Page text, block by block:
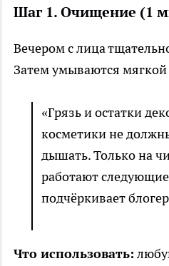
Шаг 1. Очищение (1
Вечером с лица
Затем умываются
«Грязь и остатки
косметики не
дышать. Только на
работают
подчёркивает
Что использовать: